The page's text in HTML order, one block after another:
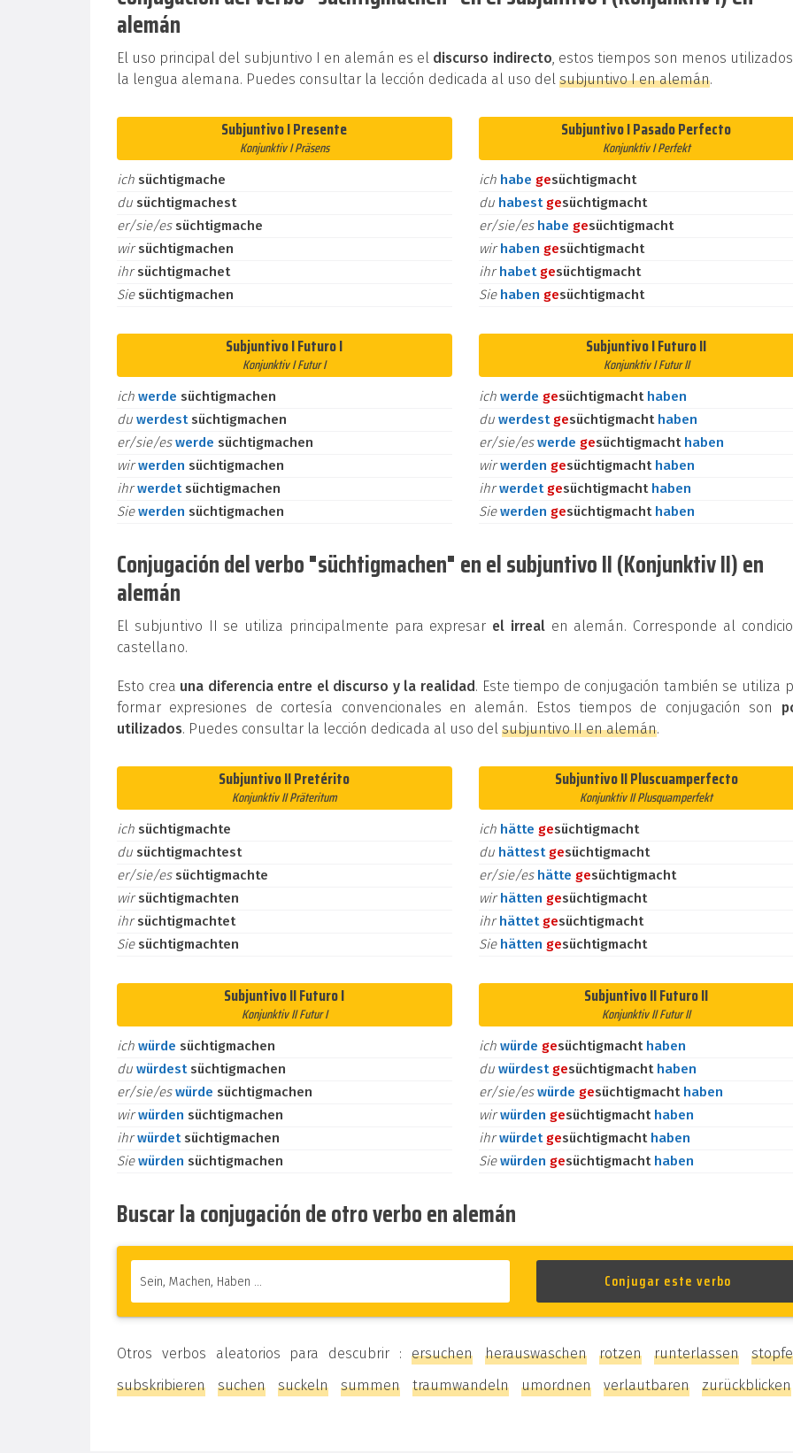
alemán
El uso principal del subjuntivo I en alemán es el discurso indirecto, estos tiempos son menos
la lengua alemana. Puedes consultar la lección dedicada al uso del subjuntivo I en alemán.
Subjuntivo I Presente
Konjunktiv I Präsens
ich süchtigmache
du süchtigmachest
er/sie/es süchtigmache
wirsüchtigmachen
ihrsüchtigmachet
Sie süchtigmachen
Subjuntivo I Pasado Perfecto
Konjunktiv I Perfekt
ich habe gesüchtigmacht
du habest gesüchtigmacht
er/sie/es habe gesüchtigmacht
wirhaben gesüchtigmacht
ihrhabet gesüchtigmacht
Sie haben gesüchtigmacht
Subjuntivo I Futuro I
Konjunktiv I Futur I
ich werde süchtigmachen
du werdest süchtigmachen
er/sie/eswerde süchtigmachen
wirwerden süchtigmachen
ihrwerdet süchtigmachen
Siewerden süchtigmachen
Subjuntivo I Futuro II
Konjunktiv I Futur II
ich werde gesüchtigmacht haben
du werdest gesüchtigmacht haben
er/sie/eswerde gesüchtigmacht haben
wirwerden gesüchtigmacht haben
ihrwerdet gesüchtigmacht haben
Siewerden gesüchtigmacht haben
Conjugación del verbo "süchtigmachen" en el subjuntivo II (Konjunktiv II) en
alemán
El subjuntivo II se utiliza principalmente para expresar el irrealen alemán. Corresponde al
castellano.
Esto crea una diferencia entre el discurso y la realidad. Este tiempo de conjugación también se utiliza
formar expresiones de cortesía convencionales en alemán. Estos tiempos de conjugación son
utilizados. Puedes consultar la lección dedicada al uso del subjuntivo II en alemán.
Subjuntivo II Pretérito
Konjunktiv II Präteritum
ich süchtigmachte
du süchtigmachtest
er/sie/es süchtigmachte
wirsüchtigmachten
ihrsüchtigmachtet
Sie süchtigmachten
Subjuntivo II Pluscuamperfecto
Konjunktiv II Plusquamperfekt
ich hätte gesüchtigmacht
du hättest gesüchtigmacht
er/sie/es hätte gesüchtigmacht
wirhätten gesüchtigmacht
ihrhättet gesüchtigmacht
Sie hätten gesüchtigmacht
Subjuntivo II Futuro I
Konjunktiv II Futur I
ich würde süchtigmachen
du würdest süchtigmachen
er/sie/eswürde süchtigmachen
wirwürden süchtigmachen
ihrwürdet süchtigmachen
Siewürden süchtigmachen
Subjuntivo II Futuro II
Konjunktiv II Futur II
ich würde gesüchtigmacht haben
du würdest gesüchtigmacht haben
er/sie/eswürde gesüchtigmacht haben
wirwürden gesüchtigmacht haben
ihrwürdet gesüchtigmacht haben
Siewürden gesüchtigmacht haben
Buscar la conjugación de otro verbo en alemán
Otros verbos aleatorios para descubrir : ersuchen herauswaschen rotzen runterlassen
subskribieren
suchen suckeln summen traumwandeln umordnen verlautbaren zurückblicken